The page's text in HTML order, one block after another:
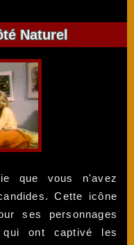
Naturel
que vous n'avez
Cette icône
ses personnages
ont captivé les